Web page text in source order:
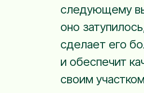
следующему
оно
сделает его
и обеспечит
своим